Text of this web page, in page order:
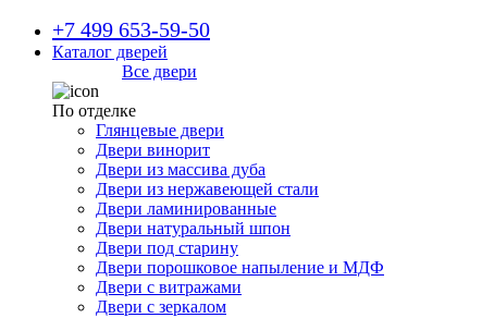
+7 499 653-59-50
Каталог дверей
Все двери
По отделке
Глянцевые двери
Двери винорит
Двери из массива дуба
Двери из нержавеющей стали
Двери ламинированные
Двери натуральный шпон
Двери под старину
Двери порошковое напыление и МДФ
Двери с витражами
Двери с зеркалом